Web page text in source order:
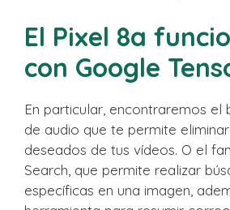
El Pixel 8a
con Google
En particular, encontraremos
de audio que te permite
deseados de tus vídeos. O el
Search, que permite realizar
específicas en una imagen,